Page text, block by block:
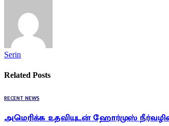
Serin
Related Posts
RECENT NEWS
அமெரிக்க உதவியுடன் ஹோர்முஸ்